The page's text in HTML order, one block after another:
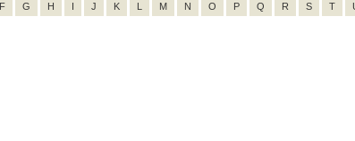
F G H I J K L M N O P Q R S T